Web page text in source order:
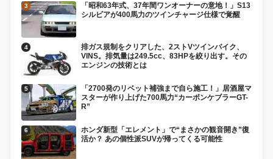
「昭和63年式、37年間ワンオーナーの意地！」S13
シルビアが400馬力のツインチャージ仕様で覚醒
排ガス規制をクリアした、2ストVツインバイク、
VINS。排気量は249.5cc、83HPを絞り出す。その
エンジンの技術とは
「2700発のリベット補強まで自ら施工！」居酒屋マ
スターが作り上げた700馬力“カーボンケブラーGT-
R”
ホンダ新型「エレメント」で“まさかの観音開き”復
活か？ あの個性派SUVが帰ってくる可能性